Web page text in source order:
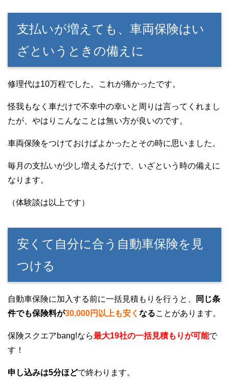
支払いが増えても、車両保険はい
ざというときの備えに
修理代は10万程でした。これが痛かったです。
怪我もなく車だけで不幸中の幸いと周りは言ってくれまし
たが、やはりこんなことは無い方が良いのです。
車両保険をつけておけばよかったとその時に思いました。
毎月の支払いが少し増えるだけで、いざという時の備えに
なります。
（体験談は以上です）
安くて自分に合う自動車保険を見
つける
自動車保険に加入する前に一括見積もりを行うと、
同じ条
件でも保険料が30,000円以上も安く なることがあります。
保険スクエアbang!なら最大19社の一括見積もりが可能で
す！
申し込みは5分ほどで終わります。